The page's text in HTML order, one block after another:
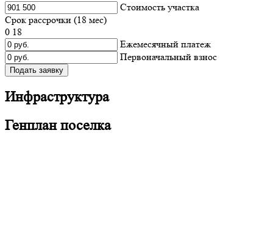
Cтоимость участка
Срок рассрочки (18 мес)
0 18
Ежемесячный платеж
Первоначальный взнос
Подать заявку
Инфраструктура
Генплан поселка